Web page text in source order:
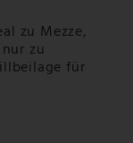
zu Mezze,
zu
für